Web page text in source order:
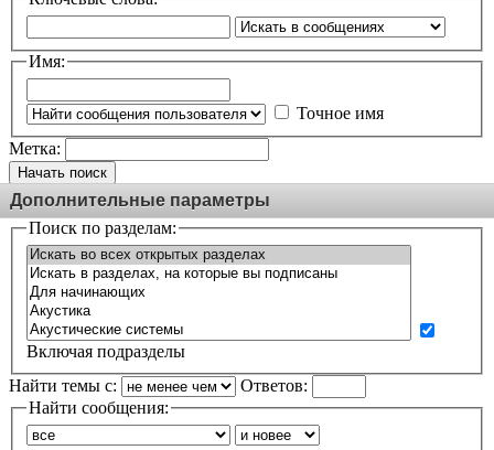
Имя:
Точное имя
Метка:
Начать поиск
Дополнительные параметры
Поиск по разделам:
Включая подразделы
Найти темы с:
Ответов:
Найти сообщения: